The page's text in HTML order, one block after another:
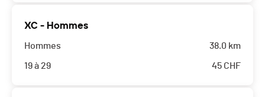
XC - Hommes
Hommes
19 à 29
38.0 km
45 CHF